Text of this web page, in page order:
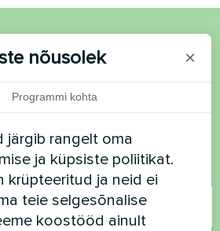
või on
ja me aitame teid
nõusolek ×
Programmi kohta
järgib rangelt oma
ja küpsiste poliitikat.
krüpteeritud ja neid ei
teie selgesõnalise
koostööd ainult